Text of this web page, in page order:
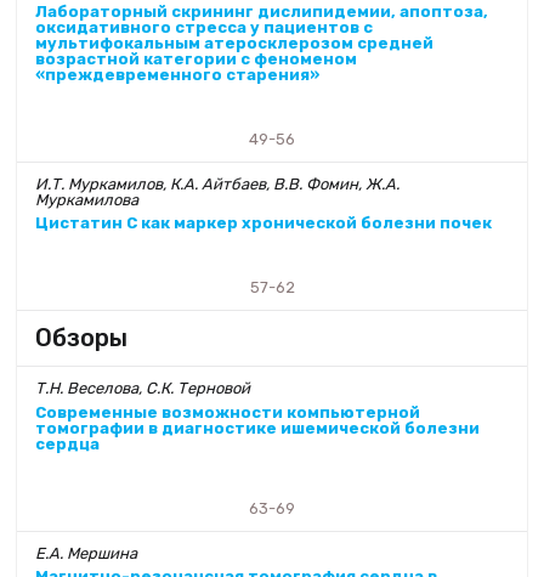
Лабораторный скрининг дислипидемии, апоптоза,
оксидативного стресса у пациентов с
мультифокальным атеросклерозом средней
возрастной категории с феноменом
«преждевременного старения»
49-56
И.Т. Муркамилов, К.А. Айтбаев, В.В. Фомин, Ж.А.
Муркамилова
Цистатин С как маркер хронической болезни почек
57-62
Обзоры
Т.Н. Веселова, С.К. Терновой
Современные возможности компьютерной
томографии в диагностике ишемической болезни
сердца
63-69
Е.А. Мершина